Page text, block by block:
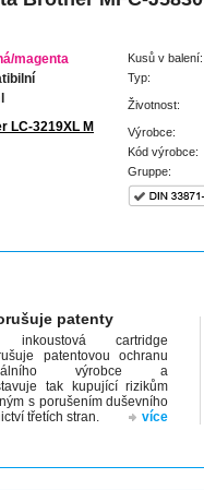
magenta
LC-3219XL M
Kusů v balení:
Typ:
Životnost:
Výrobce:
Kód výrobce:
Gruppe:
patenty
inkoustová cartridge
patentovou ochranu
výrobce a
tak kupující rizikům
s porušením duševního
třetích stran.
více